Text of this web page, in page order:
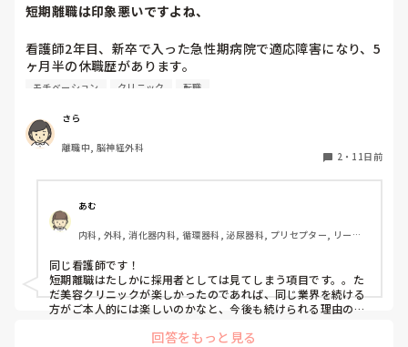
短期離職は印象悪いですよね、
看護師2年目、新卒で入った急性期病院で適応障害になり、5
ヶ月半の休職歴があります。
くあり、そんな中内定をくださった病院様の内定を承諾しま
した。9月入職です。
しかし、お給料を計算したところ時給が学生時代にしていた
そして入職までと思い、美容クリニックで単発バイトをして
います。そこがとても楽しく、職員の方からも「うちに来て
ほしかった」と言っていただけます。
そう言ってもらえたことで雇ってもらえる確証があるわけで
はないのもわかっています。
短期離職を考えつつ、単発バイトをしている美容クリニック
モチベーション クリニック 転職
さら
離職中, 脳神経外科
2 ・ 11日前
あむ
内科, 外科, 消化器内科, 循環器科, 泌尿器科, プリセプター, リーダ
同じ看護師です！
短期離職はたしかに採用者としては見てしまう項目です。。た
だ美容クリニックが楽しかったのであれば、同じ業界を続ける
方がご本人的には楽しいのかなと、今後も続けられる理由の一
回答をもっと見る